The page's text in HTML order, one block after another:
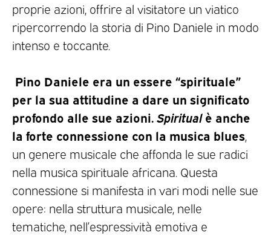
proprie azioni, offrire al visitatore un viatico
ripercorrendo la storia di Pino Daniele in modo
intenso e toccante.
Pino Daniele era un essere “spirituale”
per la sua attitudine a dare un significato
profondo alle sue azioni.Spiritualè anche
la forte connessione con la musica blues,
un genere musicale che affonda le sue radici
nella musica spirituale africana. Questa
connessione si manifesta in vari modi nelle sue
opere: nella struttura musicale, nelle
tematiche, nell’espressività emotiva e